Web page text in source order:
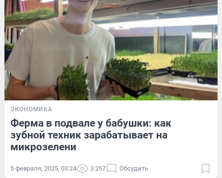
ЭКОНОМИКА
Ферма в подвале у бабушки: как
зубной техник зарабатывает на
микрозелени
5 февраля, 2025, 03:24 3 257 Обсудить